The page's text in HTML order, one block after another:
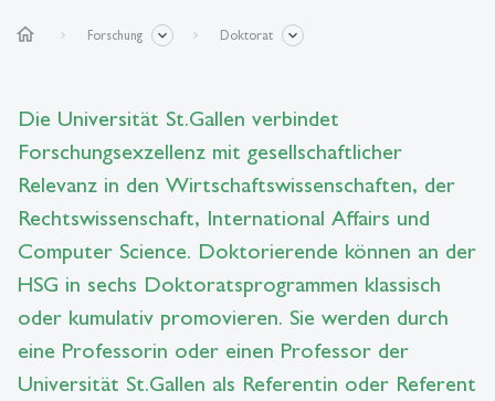
home Forschung Doktorat
Die Universität St.Gallen verbindet
Forschungsexzellenz mit gesellschaftlicher
Relevanz in den Wirtschaftswissenschaften, der
Rechtswissenschaft, International Affairs und
Computer Science. Doktorierende können an der
HSG in sechs Doktoratsprogrammen klassisch
oder kumulativ promovieren. Sie werden durch
eine Professorin oder einen Professor der
Universität St.Gallen als Referentin oder Referent